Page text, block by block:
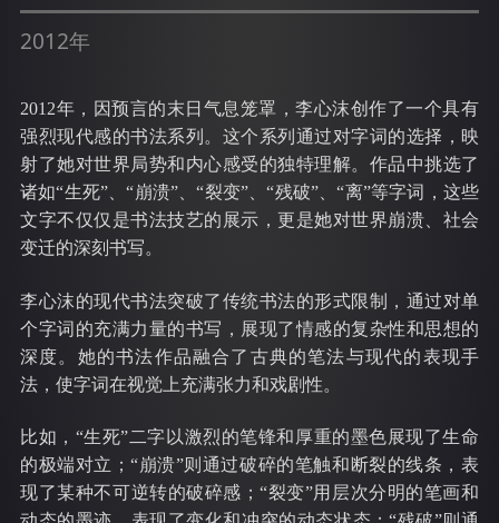
2012年
2012年，因预言的末日气息笼罩，李心沫创作了一个具有
强烈现代感的书法系列。这个系列通过对字词的选择，映
射了她对世界局势和内心感受的独特理解。作品中挑选了
诸如“生死”、“崩溃”、“裂变”、“残破”、“离”等字词，这些
文字不仅仅是书法技艺的展示，更是她对世界崩溃、社会
变迁的深刻书写。
李心沫的现代书法突破了传统书法的形式限制，通过对单
个字词的充满力量的书写 ，展现了情感的复杂性和思想的
深度。她的书法作品融合了古典的笔法与现代的表现手
法，使字词在视觉上充满张力和戏剧性。
比如， “生死”二字以激烈的笔锋和厚重的墨色展现了生命
的极端对立；“崩溃”则通过破碎的笔触和断裂的线条，表
现了某种不可逆转的破碎感；“裂变”用层次分明的笔画和